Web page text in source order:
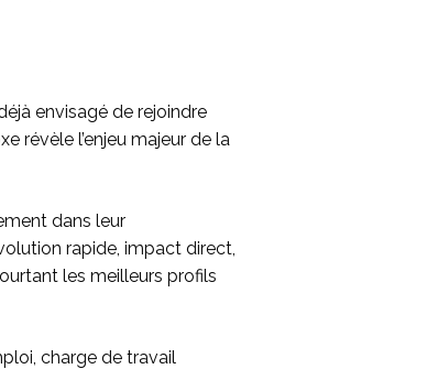
envisagé de rejoindre
révèle l’enjeu majeur de la
dans leur
rapide, impact direct,
les meilleurs profils
charge de travail